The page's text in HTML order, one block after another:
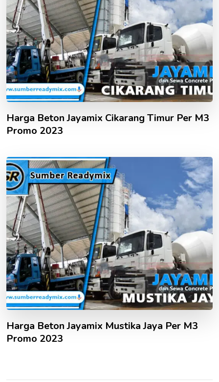
Harga Beton Jayamix Cikarang Timur Per M3
Promo 2023
Harga Beton Jayamix Mustika Jaya Per M3
Promo 2023